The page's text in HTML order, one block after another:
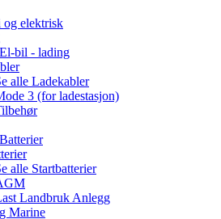
og elektrisk
El-bil - lading
alle Ladekabler
3 (for ladestasjon)
Batterier
alle Startbatterier
Landbruk Anlegg
Marine